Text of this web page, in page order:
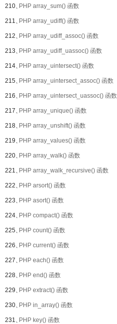
210、PHP array_sum() 函数
211、PHP array_udiff() 函数
212、PHP array_udiff_assoc() 函数
213、PHP array_udiff_uassoc() 函数
214、PHP array_uintersect() 函数
215、PHP array_uintersect_assoc() 函数
216、PHP array_uintersect_uassoc() 函数
217、PHP array_unique() 函数
218、PHP array_unshift() 函数
219、PHP array_values() 函数
220、PHP array_walk() 函数
221、PHP array_walk_recursive() 函数
222、PHP arsort() 函数
223、PHP asort() 函数
224、PHP compact() 函数
225、PHP count() 函数
226、PHP current() 函数
227、PHP each() 函数
228、PHP end() 函数
229、PHP extract() 函数
230、PHP in_array() 函数
231、PHP key() 函数